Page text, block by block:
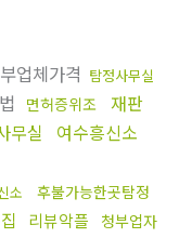
업체가격 탐정사무실
면허증위조
재판
무실
여수흥신소
소
후불가능한곳탐정
리뷰악플
청부업자